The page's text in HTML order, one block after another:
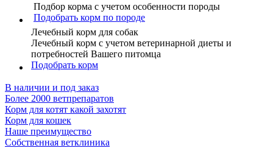
Подбор корма с учетом особенности породы
Подобрать корм по породе
Лечебный корм для собак
Лечебный корм с учетом ветеринарной диеты и
потребностей Вашего питомца
Подобрать корм
В наличии и под заказ
Более 2000 ветпрепаратов
Корм для котят какой захотят
Корм для кошек
Наше преимущество
Собственная ветклиника